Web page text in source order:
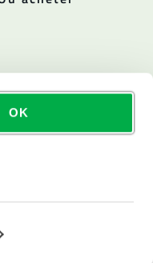
OK
DE LAKE.